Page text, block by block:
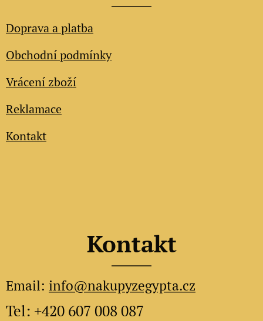
Doprava a platba
Obchodní podmínky
Vrácení zboží
Reklamace
Kontakt
Kontakt
Email: info@nakupyzegypta.cz
Tel: +420 607 008 087